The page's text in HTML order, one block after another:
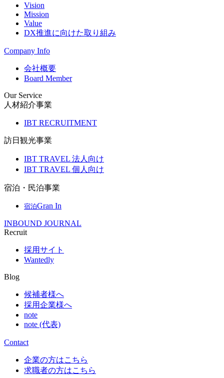
Vision
Mission
Value
DX推進に向けた取り組み
Company Info
会社概要
Board Member
Our Service
人材紹介事業
IBT RECRUITMENT
訪日観光事業
IBT TRAVEL 法人向け
IBT TRAVEL 個人向け
宿泊・民泊事業
宿泊Gran In
INBOUND JOURNAL
Recruit
採用サイト
Wantedly
Blog
候補者様へ
採用企業様へ
note
note (代表)
Contact
企業の方はこちら
求職者の方はこちら